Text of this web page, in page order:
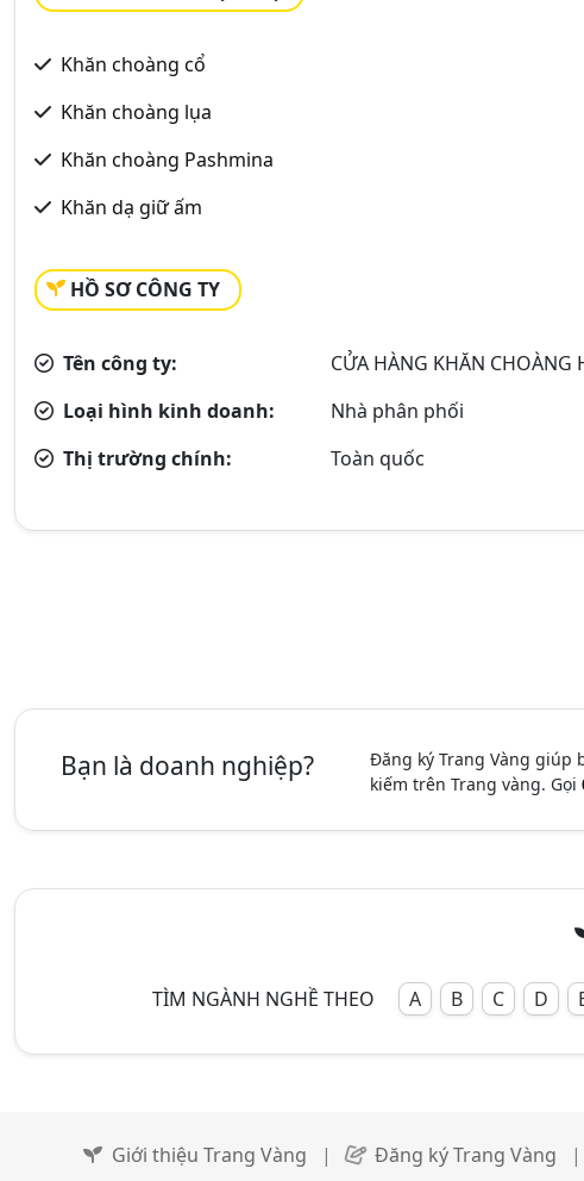
Khăn choàng cổ
Khăn choàng lụa
Khăn choàng Pashmina
Khăn dạ giữ ấm
HỒ SƠ CÔNG TY
Tên công ty:
CỬA HÀNG KHĂN CHOÀNG
Loại hình kinh doanh:
Nhà phân phối
Thị trường chính:
Toàn quốc
Bạn là doanh nghiệp?
Đăng ký Trang Vàng giúp
kiếm trên Trang vàng. Gọi
TÌM NGÀNH NGHỀ THEO A B C D
Giới thiệu Trang Vàng | Đăng ký Trang Vàng |